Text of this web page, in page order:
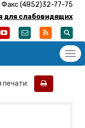
(4852)32-77-75
для слабовидящих
печати: